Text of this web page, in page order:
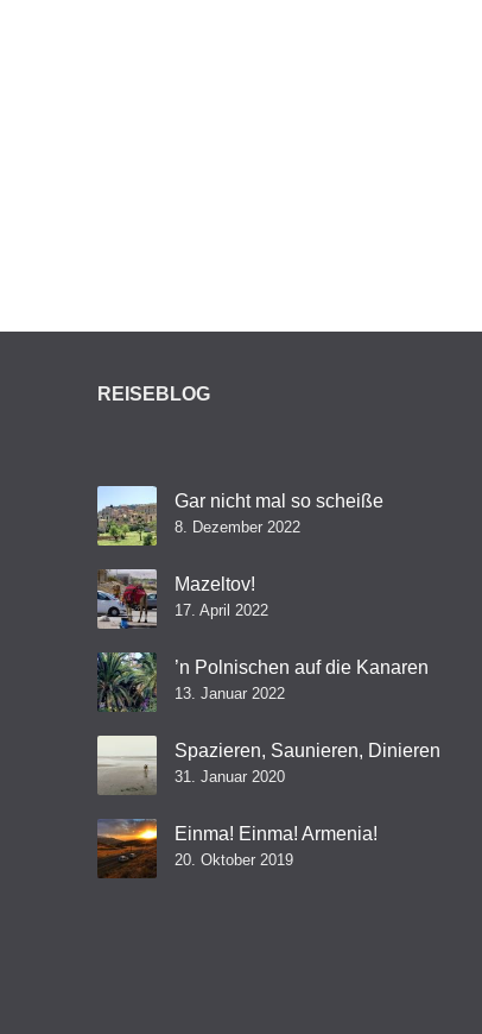
REISEBLOG
Gar nicht mal so scheiße
8. Dezember 2022
Mazeltov!
17. April 2022
’n Polnischen auf die Kanaren
13. Januar 2022
Spazieren, Saunieren, Dinieren
31. Januar 2020
Einma! Einma! Armenia!
20. Oktober 2019